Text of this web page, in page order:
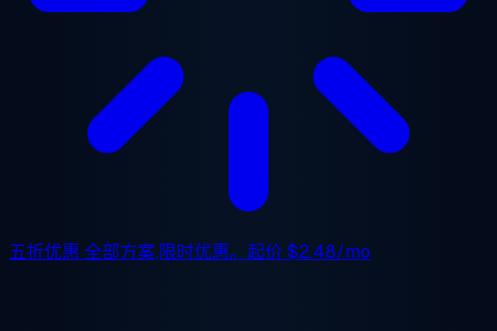
五折优惠 全部方案,限时优惠。起价$2.48/mo